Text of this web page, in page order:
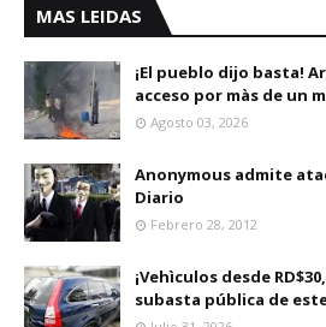
MAS LEIDAS
¡El pueblo dijo basta!
acceso por màs de un
Agosto 03, 2026
Anonymous admite
Diario
Febrero 28, 2012
¡Vehìculos desde
subasta pública de